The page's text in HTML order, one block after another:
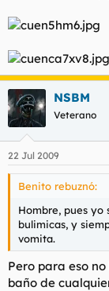
NSBM
Veterano
22 Jul 2009
Benito rebuznó:
Hombre, pues yo
bulimicas, y
vomita.
Pero para eso
baño de